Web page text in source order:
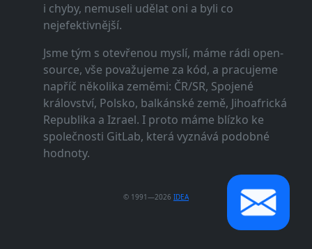
i chyby, nemuseli udělat oni a byli co
nejefektivnější.
Jsme tým s otevřenou myslí, máme rádi open-
source, vše považujeme za kód, a pracujeme
napříč několika zeměmi: ČR/SR, Spojené
království, Polsko, balkánské země, Jihoafrická
Republika a Izrael. I proto máme blízko ke
společnosti GitLab, která vyznává podobné
hodnoty.
© 1991—2026 IDEA